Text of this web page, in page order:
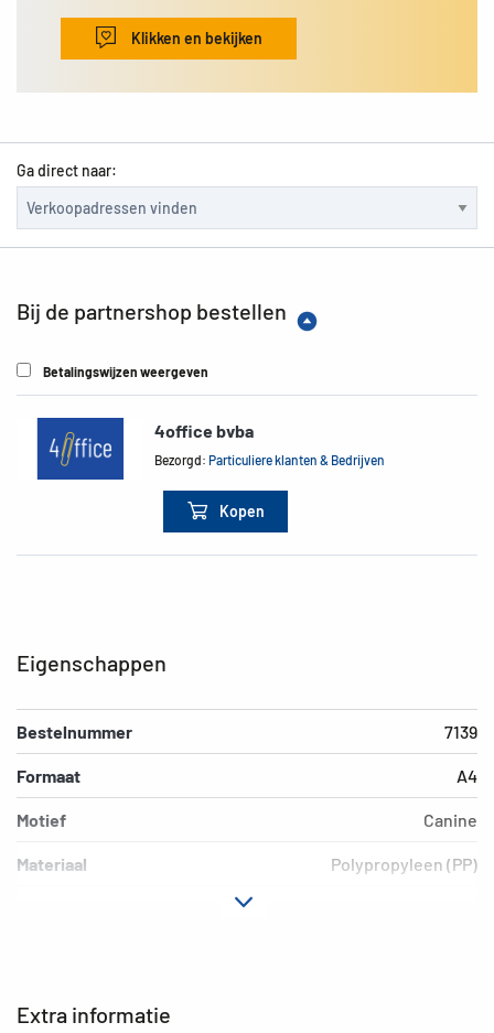
Klikken en bekijken
Ga direct naar:
Bij de partnershop bestellen
Betalingswijzen weergeven
4office bvba
Bezorgd:Particuliere klanten & Bedrijven
Kopen
Extra informatie
Eigenschappen
Bestelnummer 7139
Formaat A4
Motief Canine
Materiaal Polypropyleen (PP)